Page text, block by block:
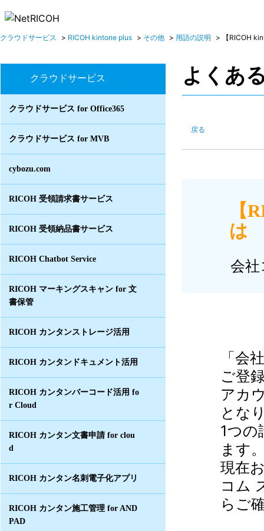
クラウドサービス > RICOH kintone plus > その他 > 用語の説明 > 【RICOH
クラウドサービス
クラウドサービス for Office365
クラウドサービス for MVB
cybozu.com
RICOH 受領請求書サービス
RICOH 受領納品書サービス
RICOH Chatbot Service
RICOH マーキングスキャン for 文
書保管
RICOH カンタンストレージ活用
RICOH カンタンドキュメント活用
RICOH カンタンバーコード活用 fo
r Cloud
RICOH カンタン文書申請 for clou
d
RICOH カンタン名刺電子化アプリ
RICOH カンタン施工管理 for AND
PAD
よくあ
戻る
【
は
会
「会
ご登
アカ
とな
1つの
ます
現在
コム
らご